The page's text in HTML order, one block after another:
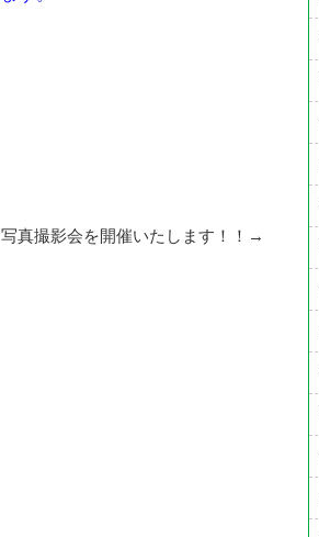
写真撮影会を開催いたします！！ →